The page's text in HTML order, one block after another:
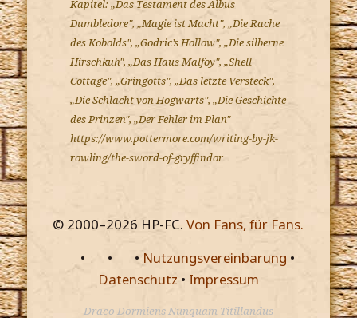
Kapitel: „Das Testament des Albus
Dumbledore", „Magie ist Macht", „Die Rache
des Kobolds", „Godric’s Hollow", „Die silberne
Hirschkuh", „Das Haus Malfoy", „Shell
Cottage", „Gringotts", „Das letzte Versteck",
„Die Schlacht von Hogwarts", „Die Geschichte
des Prinzen", „Der Fehler im Plan"
https://www.pottermore.com/writing-by-jk-
rowling/the-sword-of-gryffindor
© 2000–2026 HP-FC.Von Fans, für Fans.
•
• • Nutzungsvereinbarung •
Datenschutz • Impressum
Draco Dormiens Nunquam Titillandus